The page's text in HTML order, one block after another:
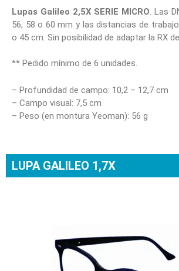
Lupas Galileo 2,5X SERIE MICRO . Las
56, 58 o 60 mm y las distancias de
o 45 cm. Sin posibilidad de adaptar la RX
** Pedido mínimo de 6 unidades.
– Profundidad de campo: 10,2 – 12,7 cm
– Campo visual: 7,5 cm
– Peso (en montura Yeoman): 56 g
LUPA GALILEO 1,7X